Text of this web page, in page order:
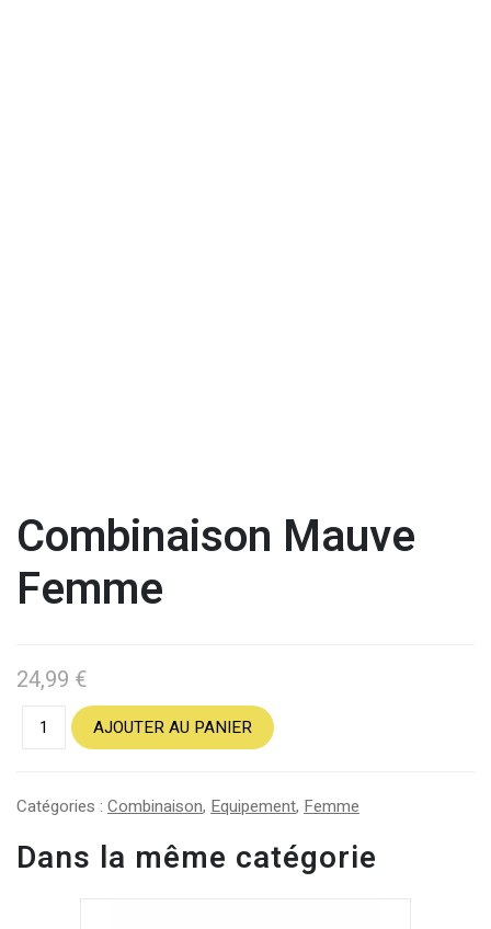
Combinaison Mauve
Femme
24,99 €
AJOUTER AU PANIER
Catégories : Combinaison, Equipement, Femme
Dans la même catégorie